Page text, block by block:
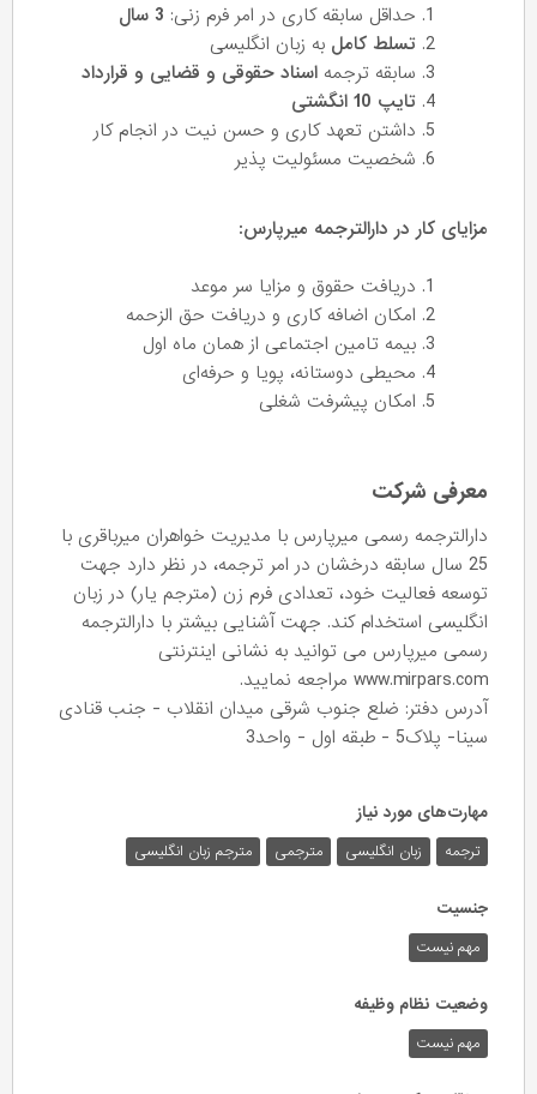
حداقل سابقه کاری در امر فرم زنی: 3 سال
تسلط کامل به زبان انگلیسی
سابقه ترجمه اسناد حقوقی و قضایی و قرارداد
تایپ 10 انگشتی
داشتن تعهد کاری و حسن نیت در انجام کار
شخصیت مسئولیت پذیر
مزایای کار در دارالترجمه میرپارس:
دریافت حقوق و مزایا سر موعد
امکان اضافه کاری و دریافت حق الزحمه
بیمه تامین اجتماعی از همان ماه اول
محیطی دوستانه، پویا و حرفه‌ای
امکان پیشرفت شغلی
معرفی شرکت
دارالترجمه رسمی میرپارس با مدیریت خواهران میرباقری با
25 سال سابقه درخشان در امر ترجمه، در نظر دارد جهت
توسعه فعالیت خود، تعدادی فرم زن (مترجم یار) در زبان
انگلیسی استخدام کند. جهت آشنایی بیشتر با دارالترجمه
رسمی میرپارس می توانید به نشانی اینترنتی
www.mirpars.com مراجعه نمایید.
آدرس دفتر: ضلع جنوب شرقی میدان انقلاب - جنب قنادی
سینا- پلاک5 - طبقه اول - واحد3
مهارت‌های مورد نیاز
ترجمه زبان انگلیسی مترجمی مترجم زبان انگلیسی
جنسیت
مهم نیست
وضعیت نظام وظیفه
مهم‌ نیست